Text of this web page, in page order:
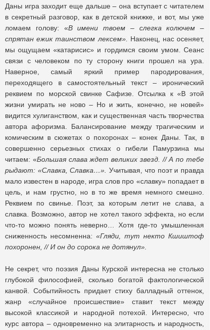
Даны игра заходит еще дальше – она вступает с читателем
в секретный разговор, как в детской книжке, и вот, мы уже
ломаем голову: «В имени твоем – слегка колючем –
спрятан ежик таинством лексем». Наконец, нас осеняет,
мы ощущаем «катарисис» и гордимся своим умом. Сеанс
связи с человеком по ту сторону книги прошел на ура.
Наверное, самый яркий пример пародирования,
переходящего в самостоятельный текст – иронический
реквием по морской свинке Сафизе. Отсылка к «В этой
жизни умирать не ново – Но и жить, конечно, не новей»
видится хулиганством, как и существенная часть творчества
автора афоризма. Балансирование между трагическим и
комическим в сюжетах о похоронах – конек Даны. Так, в
совершенно серьезных стихах о гибели Памурзина мы
читаем: «Большая слава ждет великих звезд. // А по тебе
рыдают: «Славка, Славка…».Учитывая, что поэт и правда
мало известен в народе, игра слов про «славку» попадает в
цель, и нам грустно, но в то же время немного смешно.
Реквием по свинье. Поэт, за которым летит не слава, а
славка. Возможно, автор не хотел такого эффекта, но если
что-то можно понять неверно… Хотя где-то умышленная
сниженность несомненна: «Гляди, тут некто Кшиштоф
похоронен, // И он до сорока не дотянул».
Не секрет, что поэзия Даны Курской интересна не столько
глубокой философией, сколько богатой фактологической
канвой. Событийность придает стиху балладный оттенок,
жанр «случайное происшествие» ставит текст между
высокой классикой и народной потехой. Интересно, что
курс автора – одновременно на элитарность и народность,